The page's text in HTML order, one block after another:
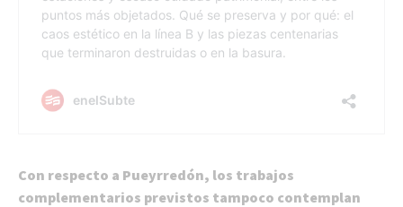
Con respecto a Pueyrredón, los trabajos
complementarios previstos tampoco contemplan